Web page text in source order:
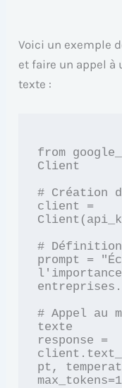
Voici un exemple
et faire un appel à
texte :
from
Client
# Création
client =
# Définition
prompt =
# Appel au
texte
response =
pt,